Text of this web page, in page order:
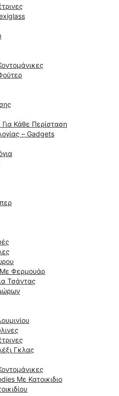
Κάθε Περίσταση
– Gadgets
Φερμουάρ
Τσάντας
Γκλας
Με Κατοικιδιο